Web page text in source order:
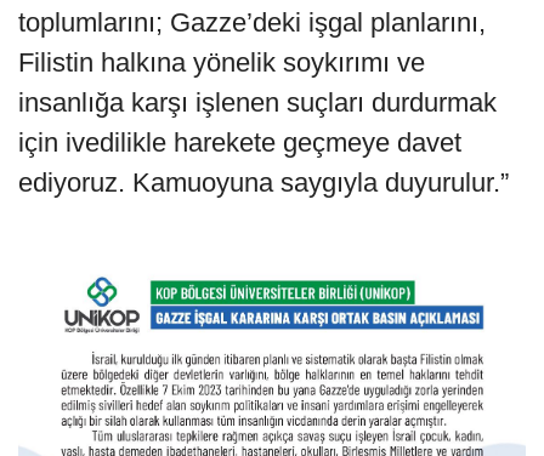
toplumlarını; Gazze’deki işgal planlarını,
Filistin halkına yönelik soykırımı ve
insanlığa karşı işlenen suçları durdurmak
için ivedilikle harekete geçmeye davet
ediyoruz. Kamuoyuna saygıyla duyurulur.”